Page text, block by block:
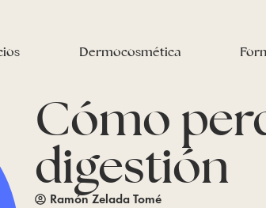
Dermocosmética
Cómo
digestión
Ramón Zelada Tomé